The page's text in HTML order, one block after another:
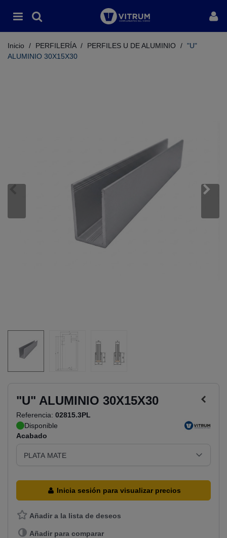
Inicio / PERFILERÍA / PERFILES U DE ALUMINIO / "U"
ALUMINIO 30X15X30
"U" ALUMINIO 30X15X30
Referencia: 02815.3PL
Disponible
Acabado
Inicia sesión para visualizar precios
Añadir a la lista de deseos
Añadir para comparar